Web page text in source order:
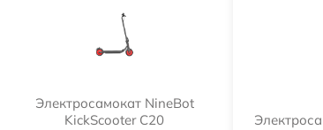
Электросамокат NineBot
KickScooter C20